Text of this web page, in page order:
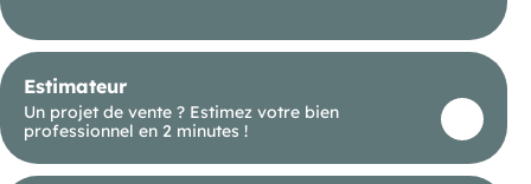
Estimateur
Un projet de vente ? Estimez votre bien
professionnel en 2 minutes !